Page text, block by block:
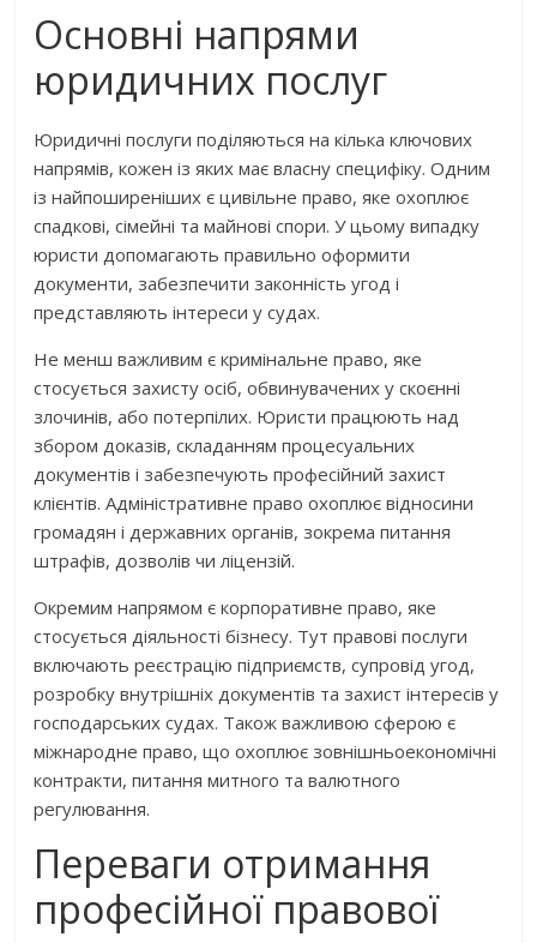
Основні напрями
юридичних послуг
Юридичні послуги поділяються на кілька ключових
напрямів, кожен із яких має власну специфіку. Одним
із найпоширеніших є цивільне право, яке охоплює
спадкові, сімейні та майнові спори. У цьому випадку
юристи допомагають правильно оформити
документи, забезпечити законність угод і
представляють інтереси у судах.
Не менш важливим є кримінальне право, яке
стосується захисту осіб, обвинувачених у скоєнні
злочинів, або потерпілих. Юристи працюють над
збором доказів, складанням процесуальних
документів і забезпечують професійний захист
клієнтів. Адміністративне право охоплює відносини
громадян і державних органів, зокрема питання
штрафів, дозволів чи ліцензій.
Окремим напрямом є корпоративне право, яке
стосується діяльності бізнесу. Тут правові послуги
включають реєстрацію підприємств, супровід угод,
розробку внутрішніх документів та захист інтересів у
господарських судах. Також важливою сферою є
міжнародне право, що охоплює зовнішньоекономічні
контракти, питання митного та валютного
регулювання.
Переваги отримання
професійної правової